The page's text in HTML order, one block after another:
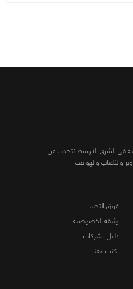
فى الشرق الأوسط تتحدث عن
والألعاب والهواتف
فريق التحرير
وثيقة الخصوصية
دليل الشركات
اكتب معنا